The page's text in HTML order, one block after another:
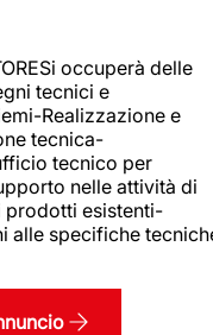
occuperà delle
tecnici e
Realizzazione e
tecnica-
tecnico per
nelle attività di
prodotti esistenti-
alle specifiche